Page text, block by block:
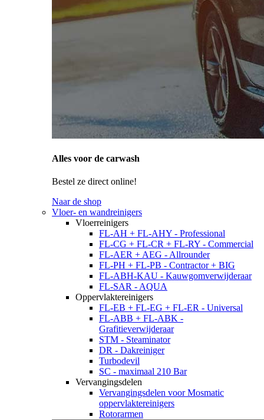
Alles voor de carwash
Bestel ze direct online!
Naar de shop
Vloer- en wandreinigers
Vloerreinigers
FL-AH + FL-AHY - Professional
FL-CG + FL-CR + FL-RY - Commercial
FL-AER + AEG - Allrounder
FL-PH + FL-PB - Contractor + BIG
FL-ABH-KAU - Kauwgomverwijderaar
FL-SAR - AQUA
Oppervlaktereinigers
FL-EB + FL-EG + FL-ER - Universal
FL-ABB + FL-ABK -
Grafitieverwijderaar
STM - Steaminator
DR - Dakreiniger
Turbodevil
SC - maximaal 210 Bar
Vervangingsdelen
Vervangingsdelen voor Mosmatic
oppervlaktereinigers
Rotorarmen